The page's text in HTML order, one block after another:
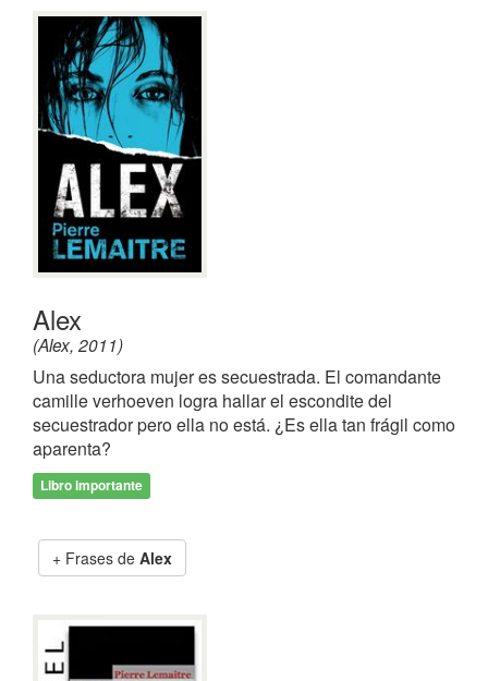
Alex
(Alex, 2011)
Una seductora mujer es secuestrada. El comandante
camille verhoeven logra hallar el escondite del
secuestrador pero ella no está. ¿Es ella tan frágil como
aparenta?
Libro importante
Frases de Alex